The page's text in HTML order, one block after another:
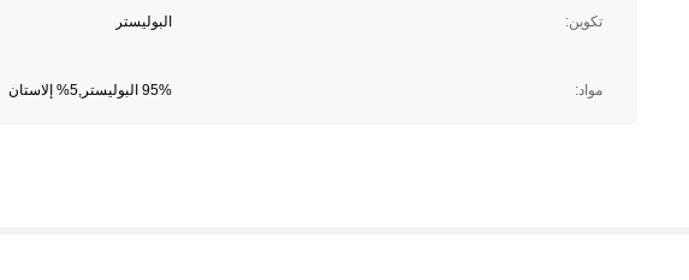
تكوين: البوليستر
مواد: 95% البوليستر,5% إلاستان